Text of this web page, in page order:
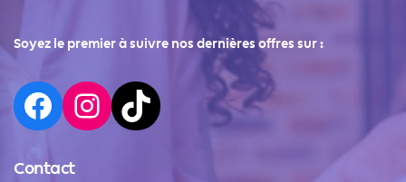
Soyez le premier à suivre nos dernières offres sur :
Contact